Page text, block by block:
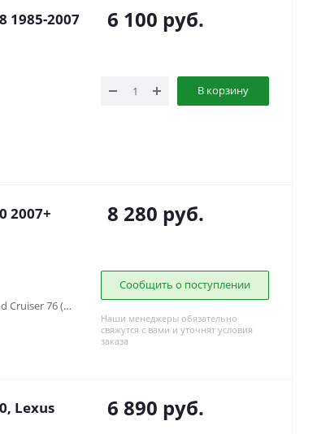
1985-2007
6 100 руб.
В корзину
2007+
Toyota Land Cruiser 75 (1984-2013), Toyota Land Cruiser 76 (2007-...), Toyota Land Cruiser 78 (2006-...), Toyota Land Cruiser 79 (2007-...)
8 280 руб.
Сообщить о поступлении
Наши менеджеры обязательно
свяжутся с вами и уточнят условия
заказа
Lexus
6 890 руб.